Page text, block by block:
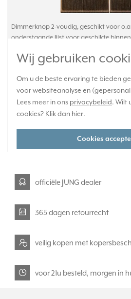
Wij gebruiken
Om u de beste ervaring te bieden
voor websiteanalyse en
Lees meer in ons privacybeleid. Wilt
cookies? Klik dan hier.
Cookies
Dimmerknop 2-voudig, geschikt voor
onderstaande lijst voor geschikte
(metaaluitvoering). Meer informatie »
Verwachte levertijd:
Voor maandag 21u besteld,
Huidige voorraad:
2 stuk(s)
-
officiële JUNG dealer
365 dagen retourrecht
veilig kopen met
voor 21u besteld, morgen in